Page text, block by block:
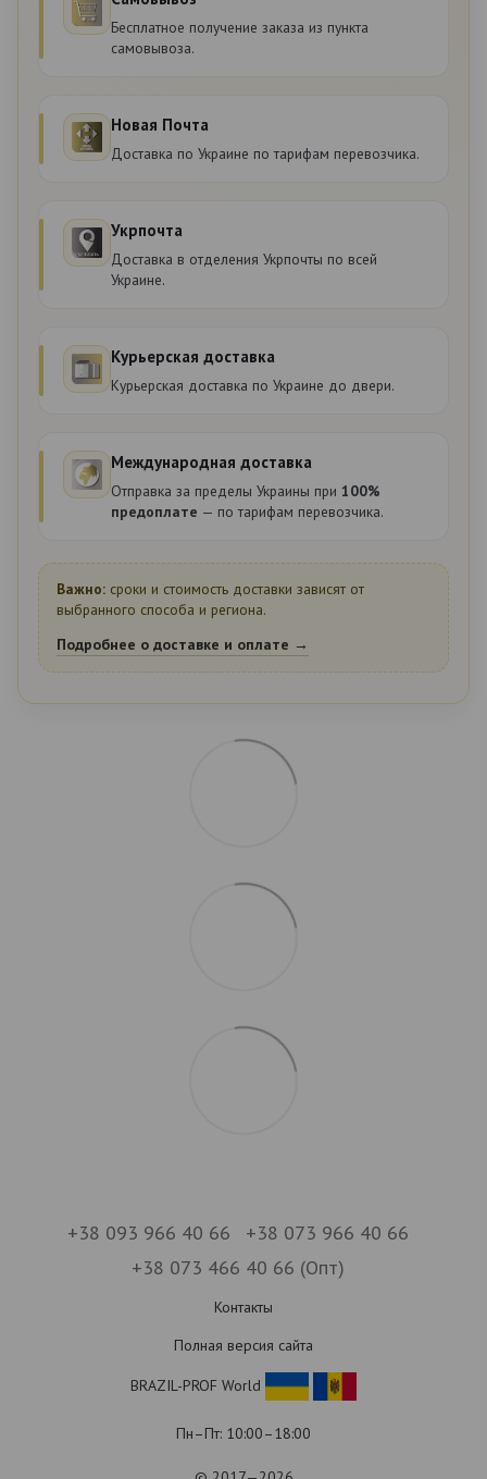
Бесплатное получение заказа из пункта
самовывоза.
Новая Почта
Доставка по Украине по тарифам перевозчика.
Укрпочта
Доставка в отделения Укрпочты по всей
Украине.
Курьерская доставка
Курьерская доставка по Украине до двери.
Международная доставка
Отправка за пределы Украины при 100%
предоплате — по тарифам перевозчика.
Важно: сроки и стоимость доставки зависят от
выбранного способа и региона.
Подробнее о доставке и оплате →
+38 093 966 40 66
+38 073 966 40 66
+38 073 466 40 66 (Опт)
Контакты
Полная версия сайта
BRAZIL-PROF World
Пн–Пт: 10:00–18:00